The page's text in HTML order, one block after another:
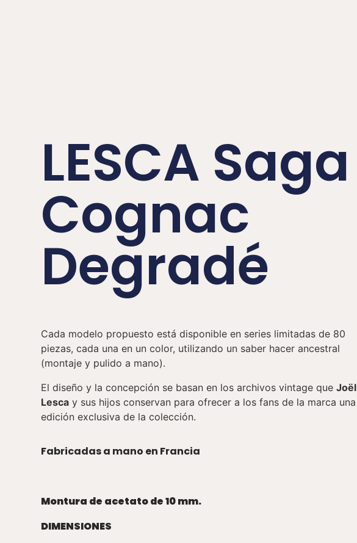
LESCA Saga
Cognac
Degradé
Cada modelo propuesto está disponible en series limitadas de 80
piezas, cada una en un color, utilizando un saber hacer ancestral
(montaje y pulido a mano).
El diseño y la concepción se basan en los archivos vintage queJoël
Lesca y sus hijos conservan para ofrecer a los fans de la marca una
edición exclusiva de la colección.
Fabricadas a mano en Francia
Montura de acetato de 10 mm.
DIMENSIONES